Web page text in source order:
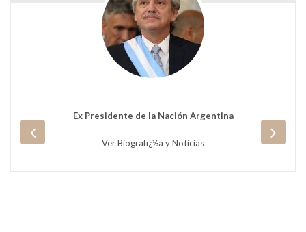
Ex Presidente de la Nación Argentina
Ver Biografï¿½a y Noticias